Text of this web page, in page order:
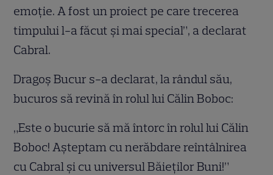
emoție. A fost un proiect pe care trecerea
timpului l-a făcut și mai special”, a declarat
Cabral.
Dragoș Bucur s-a declarat, la rândul său,
bucuros să revină în rolul lui Călin Boboc:
„Este o bucurie să mă întorc în rolul lui Călin
Boboc! Așteptam cu nerăbdare reîntâlnirea
cu Cabral și cu universul Băieților Buni!”